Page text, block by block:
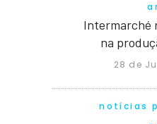
Intermarché
na
28 de
notícias